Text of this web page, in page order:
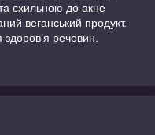
схильною до акне
веганський продукт.
речовин.